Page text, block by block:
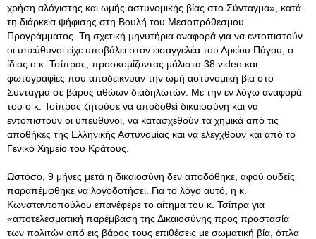
χρήση αλόγιστης και ωμής αστυνομικής βίας στο Σύνταγμα», κατά
τη διάρκεια ψήφισης στη Βουλή του Μεσοπρόθεσμου
Προγράμματος. Τη σχετική μηνυτήρια αναφορά για να εντοπιστούν
οι υπεύθυνοι είχε υποβάλει στον εισαγγελέα του Αρείου Πάγου, ο
ίδιος ο κ. Τσίπρας, προσκομίζοντας μάλιστα 38 video και
φωτογραφίες που αποδείκνυαν την ωμή αστυνομική βία στο
Σύνταγμα σε βάρος αθώων διαδηλωτών. Με την εν λόγω αναφορά
του ο κ. Τσίπρας ζητούσε να αποδοθεί δικαιοσύνη και να
εντοπιστούν οι υπεύθυνοι, να κατασχεθούν τα χημικά από τις
αποθήκες της Ελληνικής Αστυνομίας και να ελεγχθούν και από το
Γενικό Χημείο του Κράτους.
Ωστόσο, 9 μήνες μετά η δικαιοσύνη δεν αποδόθηκε, αφού ουδείς
παραπέμφθηκε να λογοδοτήσει . Για το λόγο αυτό, η κ.
Κωνσταντοπούλου επανέφερε το αίτημα του κ. Τσίπρα για
«αποτελεσματική παρέμβαση της Δικαιοσύνης προς προστασία
των πολιτών από εις βάρος τους επιθέσεις με σωματική βία, όπλα